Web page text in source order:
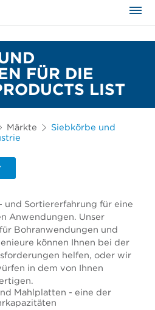
FÜR DIE
LIST
Märkte
Siebkörbe und
Sortiererfahrung für eine
Anwendungen. Unser
Bohranwendungen und
können Ihnen bei der
helfen, oder wir
in dem von Ihnen
Mahlplatten - eine der